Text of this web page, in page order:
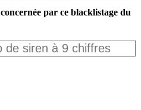
par ce blacklistage du